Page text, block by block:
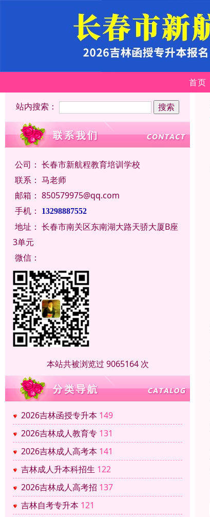
首页
站内搜索：
公司： 长春市新航程教育培训学校
联系： 马老师
邮箱： 850579975@qq.com
手机：
13298887552
地址： 长春市南关区东南湖大路天骄大厦B座
3单元
微信：
本站共被浏览过 9065164 次
2026吉林函授专升本 149
2026吉林成人教育专 131
2026吉林成人高考本 141
吉林成人升本科招生 122
2026吉林成人高考招 137
吉林自考专升本 121